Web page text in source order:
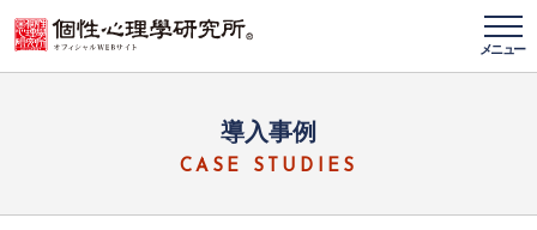
メニュー
導入事例
CASE STUDIES